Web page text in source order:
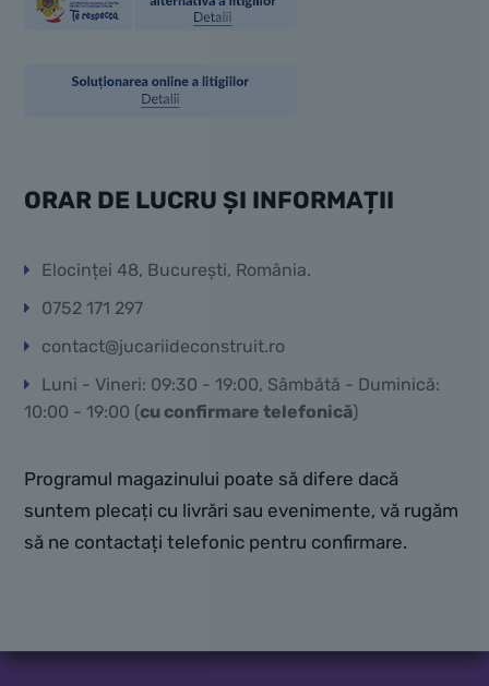
ORAR DE LUCRU ȘI INFORMAȚII
Elocinței 48, București, România.
0752 171 297
contact@jucariideconstruit.ro
Luni - Vineri: 09:30 - 19:00, Sâmbătă - Duminică:
10:00 - 19:00 (cu confirmare telefonică)
Programul magazinului poate să difere dacă
suntem plecați cu livrări sau evenimente, vă rugăm
să ne contactați telefonic pentru confirmare.